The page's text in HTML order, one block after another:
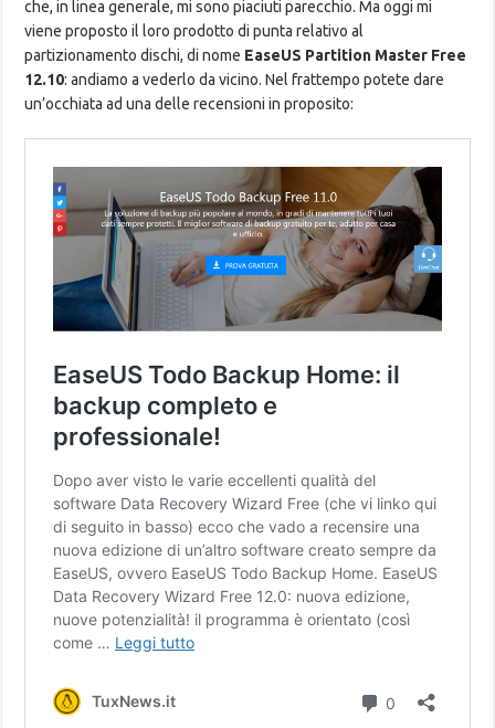
che, in linea generale, mi sono piaciuti parecchio. Ma oggi mi
viene proposto il loro prodotto di punta relativo al
partizionamento dischi, di nome EaseUS Partition Master Free
12.10: andiamo a vederlo da vicino. Nel frattempo potete dare
un’occhiata ad una delle recensioni in proposito: